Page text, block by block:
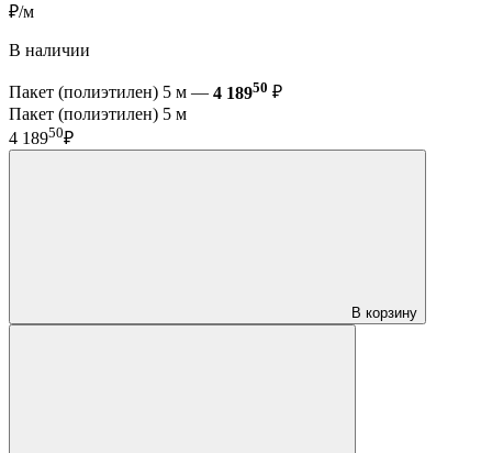
₽/м
В наличии
Пакет (полиэтилен) 5 м — 4 18950 ₽
Пакет (полиэтилен) 5 м
4 18950₽
В корзину